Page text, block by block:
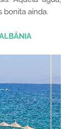
bonita ainda.